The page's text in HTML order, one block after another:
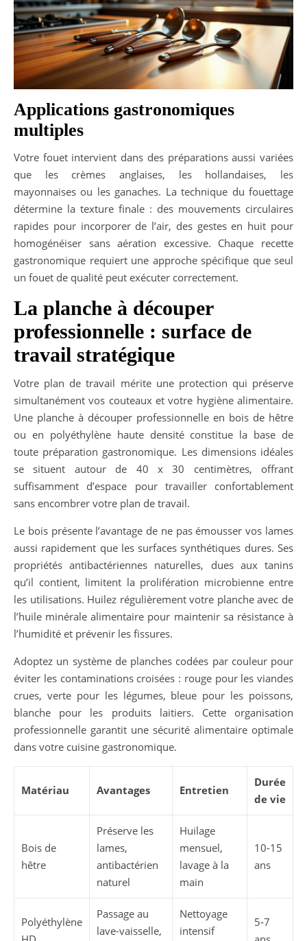
Applications gastronomiques
multiples
Votre fouet intervient dans des préparations aussi variées
que les crèmes anglaises, les hollandaises, les
mayonnaises ou les ganaches. La technique du fouettage
détermine la texture finale : des mouvements circulaires
rapides pour incorporer de l’air, des gestes en huit pour
homogénéiser sans aération excessive. Chaque recette
gastronomique requiert une approche spécifique que seul
un fouet de qualité peut exécuter correctement.
La planche à découper
professionnelle : surface de
travail stratégique
Votre plan de travail mérite une protection qui préserve
simultanément vos couteaux et votre hygiène alimentaire.
Une planche à découper professionnelle en bois de hêtre
ou en polyéthylène haute densité constitue la base de
toute préparation gastronomique. Les dimensions idéales
se situent autour de 40 x 30 centimètres, offrant
suffisamment d’espace pour travailler confortablement
sans encombrer votre plan de travail.
Le bois présente l’avantage de ne pas émousser vos lames
aussi rapidement que les surfaces synthétiques dures. Ses
propriétés antibactériennes naturelles, dues aux tanins
qu’il contient, limitent la prolifération microbienne entre
les utilisations. Huilez régulièrement votre planche avec de
l’huile minérale alimentaire pour maintenir sa résistance à
l’humidité et prévenir les fissures.
Adoptez un système de planches codées par couleur pour
éviter les contaminations croisées : rouge pour les viandes
crues, verte pour les légumes, bleue pour les poissons,
blanche pour les produits laitiers. Cette organisation
professionnelle garantit une sécurité alimentaire optimale
dans votre cuisine gastronomique.
Matériau Avantages Entretien
Durée
de vie
Bois de
hêtre
Préserve les
lames,
antibactérien
naturel
Huilage
mensuel,
lavage à la
main
10-15
ans
Polyéthylène
Passage au
lave-vaisselle,
Nettoyage
intensif
5-7